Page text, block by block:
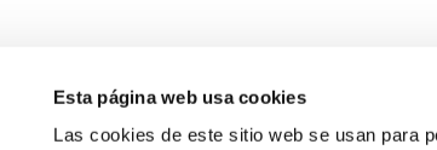
Esta página web usa cookies
Las cookies de este sitio web se usan para